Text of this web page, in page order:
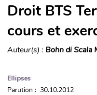
Droit BTS
cours et
Auteur(s) : Bohn di Scala
Ellipses
Parution : 30.10.2012